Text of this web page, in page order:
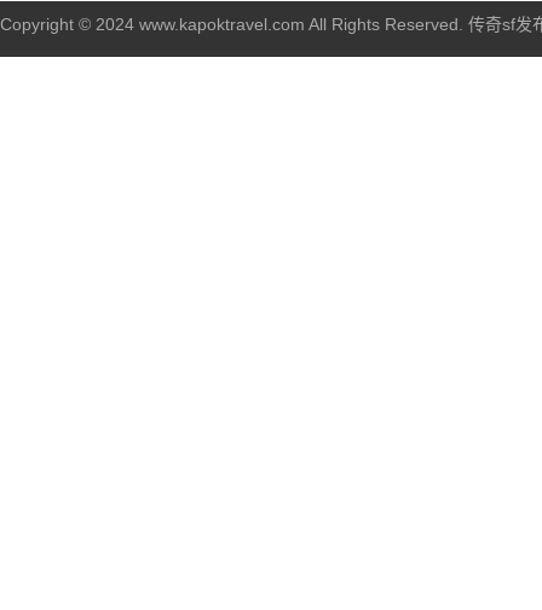
Copyright © 2024 www.kapoktravel.com All Rights Reserved. 传奇sf发